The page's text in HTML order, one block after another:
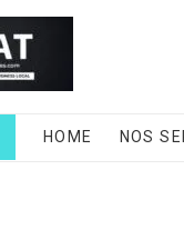
HOME NOS